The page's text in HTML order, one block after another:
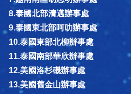
8.泰國北部清邁辦事處
9.泰國東北部呵叻辦事處
10.泰國東部北柳辦事處
11.泰國南部華欣辦事處
12.美國洛杉磯辦事處
13.美國舊金山辦事處